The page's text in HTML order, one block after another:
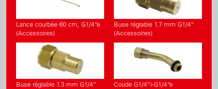
Lance courbée 60 cm, G1/4“e
(Accessoires)
Buse réglable 1.7 mm G1/4”
(Accessoires)
Buse réglable 1.3 mm G1/4”
Coude G1/4“i-G1/4“e